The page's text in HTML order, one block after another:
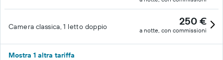
Camera classica, 1 letto doppio 250 €
a notte, con commissioni
Mostra 1 altra tariffa